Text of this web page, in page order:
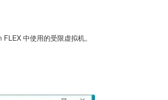
中使用的受限虚拟机。